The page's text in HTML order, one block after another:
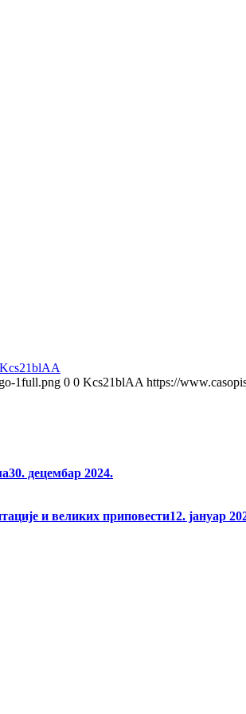
Kcs21blAA
1full.png 0 0 Kcs21blAA https://
30. децембар 2024.
и великих приповести12. јануар